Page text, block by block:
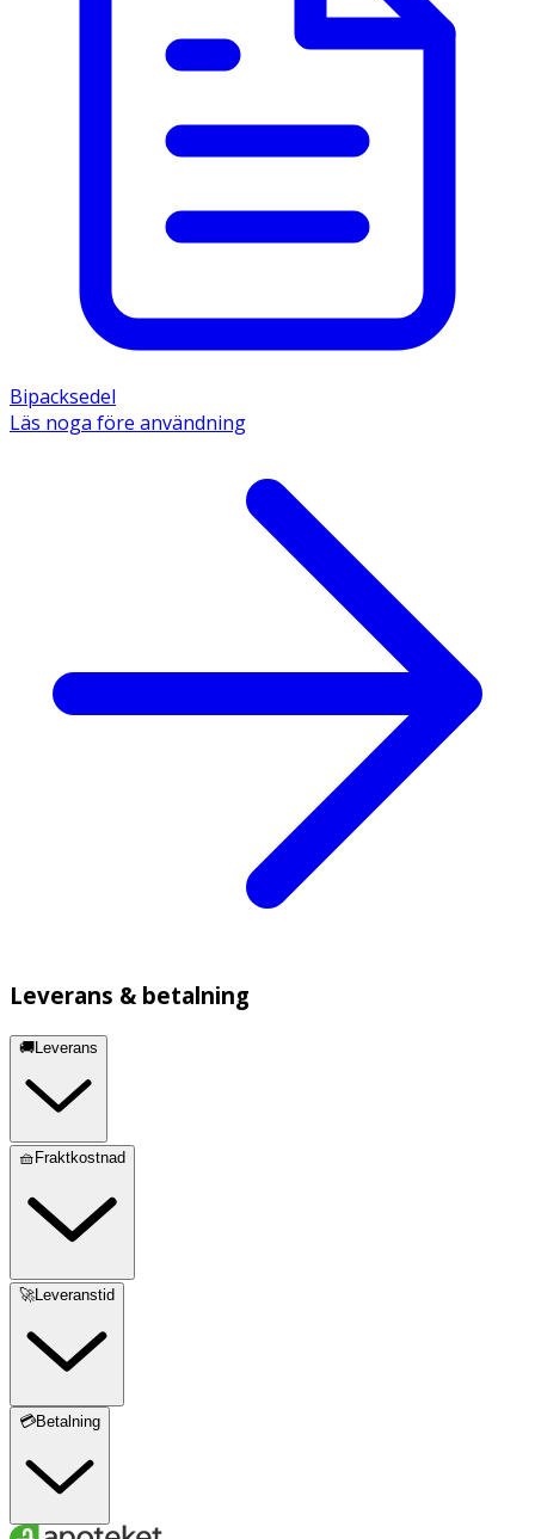
Bipacksedel
Läs noga före användning
Leverans & betalning
🚚Leverans
🧺Fraktkostnad
🚀Leveranstid
💳Betalning